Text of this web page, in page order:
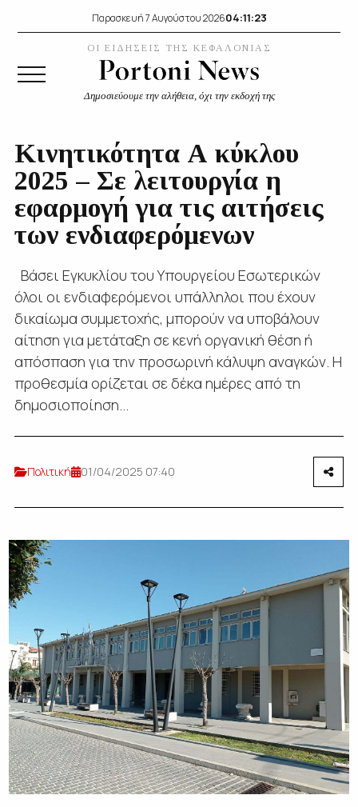
Παρασκευή 7 Αυγούστου 202604:11:23
ΟΙ ΕΙΔΗΣΕΙΣ ΤΗΣ ΚΕΦΑΛΟΝΙΑΣ
Δημοσιεύουμε την αλήθεια, όχι την εκδοχή της
Κινητικότητα Α κύκλου
2025 – Σε λειτουργία η
εφαρμογή για τις αιτήσεις
των ενδιαφερόμενων
Βάσει Εγκυκλίου του Υπουργείου Εσωτερικών
όλοι οι ενδιαφερόμενοι υπάλληλοι που έχουν
δικαίωμα συμμετοχής, μπορούν να υποβάλουν
αίτηση για μετάταξη σε κενή οργανική θέση ή
απόσπαση για την προσωρινή κάλυψη αναγκών. Η
προθεσμία ορίζεται σε δέκα ημέρες από τη
δημοσιοποίηση...
Πολιτική 01/04/2025 07:40